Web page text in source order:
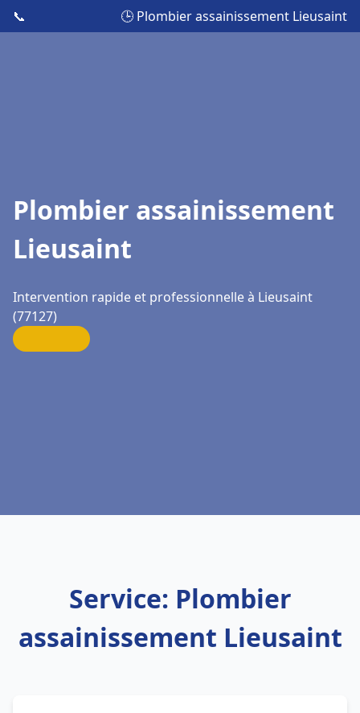
📞 🕒 Plombier assainissement Lieusaint
Plombier assainissement
Lieusaint
Intervention rapide et professionnelle à Lieusaint
(77127)
Service: Plombier
assainissement Lieusaint